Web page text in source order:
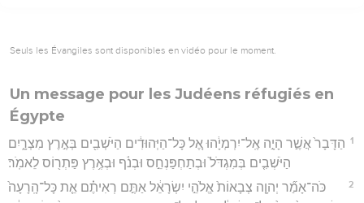
Seuls les Évangiles sont disponibles en vidéo pour le moment.
Un message pour les Judéens réfugiés en
Égypte
1 הַדָּבָר֙ אֲשֶׁ֣ר הָיָ֣ה אֶֽל־יִרְמְיָ֔הוּ אֶ֚ל כָּל־הַיְּהוּדִ֔ים הַיֹּשְׁבִ֖ים בְּאֶ֣רֶץ מִצְרָ֑יִם
הַיֹּשְׁבִ֤ים בְּמִגְדֹּל֙ וּבְתַחְפַּנְחֵ֣ס וּבְנֹ֔ף וּבְאֶ֥רֶץ פַּתְר֖וֹס לֵאמֹֽר׃
2
כֹּה־אָמַ֞ר יְהוָ֤ה צְבָאוֹת֙ אֱלֹהֵ֣י יִשְׂרָאֵ֔ל אַתֶּ֣ם רְאִיתֶ֗ם אֵ֤ת כָּל־הָֽרָעָה֙